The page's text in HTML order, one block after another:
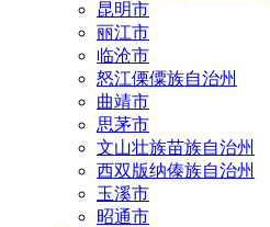
昆明市
丽江市
临沧市
怒江傈僳族自治州
曲靖市
思茅市
文山壮族苗族自治州
西双版纳傣族自治州
玉溪市
昭通市